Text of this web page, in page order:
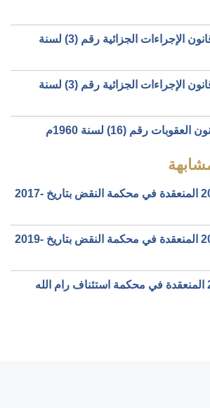
المادة رقم 369 من قانون الإجراءات الجزائية رقم (3) لسنة
المادة رقم 398 من قانون الإجراءات الجزائية رقم (3) لسنة
القضية رقم ‎384‏/‎2016‏ المنعقدة في محكمة النقض بتاريخ ‎2017-
القضية رقم ‎410‏/‎2018‏ المنعقدة في محكمة النقض بتاريخ ‎2019-
القضية رقم ‎69‏/‎2019‏ المنعقدة في محكمة استئناف رام الله